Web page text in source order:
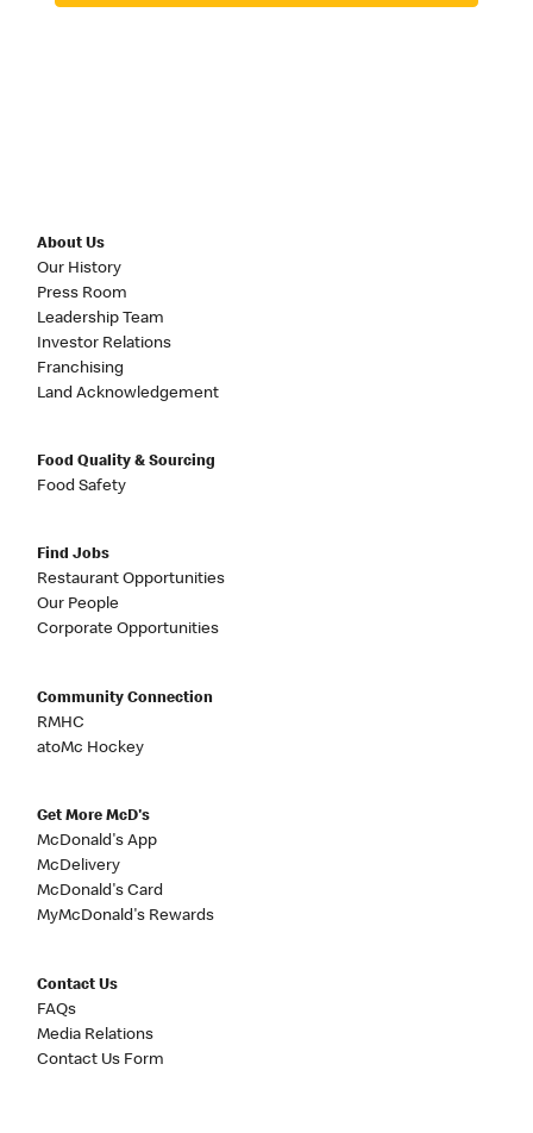
About Us
Our History
Press Room
Leadership Team
Investor Relations
Franchising
Land Acknowledgement
Food Quality & Sourcing
Food Safety
Find Jobs
Restaurant Opportunities
Our People
Corporate Opportunities
Community Connection
RMHC
atoMc Hockey
Get More McD's
McDonald's App
McDelivery
McDonald's Card
MyMcDonald's Rewards
Contact Us
FAQs
Media Relations
Contact Us Form